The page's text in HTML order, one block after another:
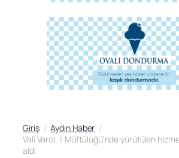
Giriş
Aydın Haber
Vali Varol, İl Müftülüğü’nde yürütülen
aldı